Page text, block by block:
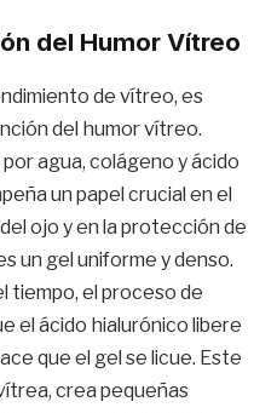
del Humor Vítreo
de vítreo, es
del humor vítreo.
agua, colágeno y ácido
un papel crucial en el
ojo y en la protección de
un gel uniforme y denso.
tiempo, el proceso de
el ácido hialurónico libere
que el gel se licue. Este
crea pequeñas